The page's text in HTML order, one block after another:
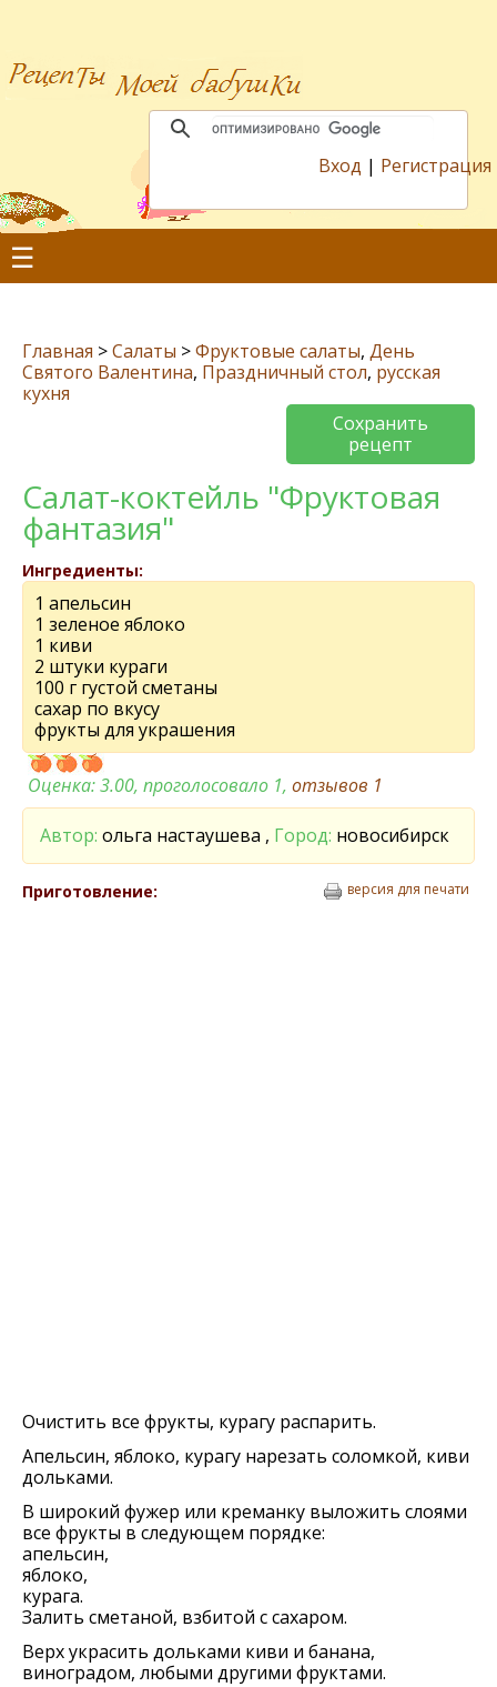
Вход | Регистрация
☰
Главная >Салаты >Фруктовые салаты, День
Святого Валентина, Праздничный стол, русская
кухня
Сохранить
рецепт
Салат-коктейль "Фруктовая
фантазия"
Ингредиенты:
1 апельсин
1 зеленое яблоко
1 киви
2 штуки кураги
100 г густой сметаны
сахар по вкусу
фрукты для украшения
Оценка:3.00, проголосовало 1, отзывов 1
Автор: ольга настаушева , Город: новосибирск
Приготовление: версия для печати
Очистить все фрукты, курагу распарить.
Апельсин, яблоко, курагу нарезать соломкой, киви
дольками.
В широкий фужер или креманку выложить слоями
все фрукты в следующем порядке:
апельсин,
яблоко,
курага.
Залить сметаной, взбитой с сахаром.
Верх украсить дольками киви и банана,
виноградом, любыми другими фруктами.